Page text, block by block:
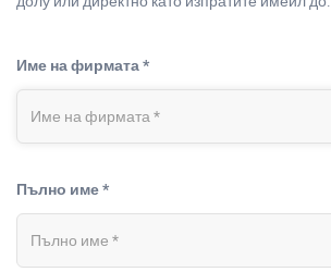
Име на фирмата *
Пълно име *